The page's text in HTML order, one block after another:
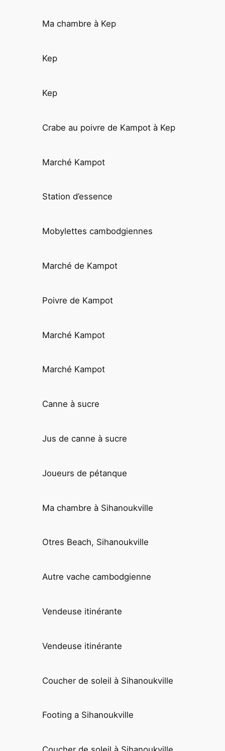
Ma chambre à Kep
Kep
Kep
Crabe au poivre de Kampot à Kep
Marché Kampot
Station d’essence
Mobylettes cambodgiennes
Marché de Kampot
Poivre de Kampot
Marché Kampot
Marché Kampot
Canne à sucre
Jus de canne à sucre
Joueurs de pétanque
Ma chambre à Sihanoukville
Otres Beach, Sihanoukville
Autre vache cambodgienne
Vendeuse itinérante
Vendeuse itinérante
Coucher de soleil à Sihanoukville
Footing a Sihanoukville